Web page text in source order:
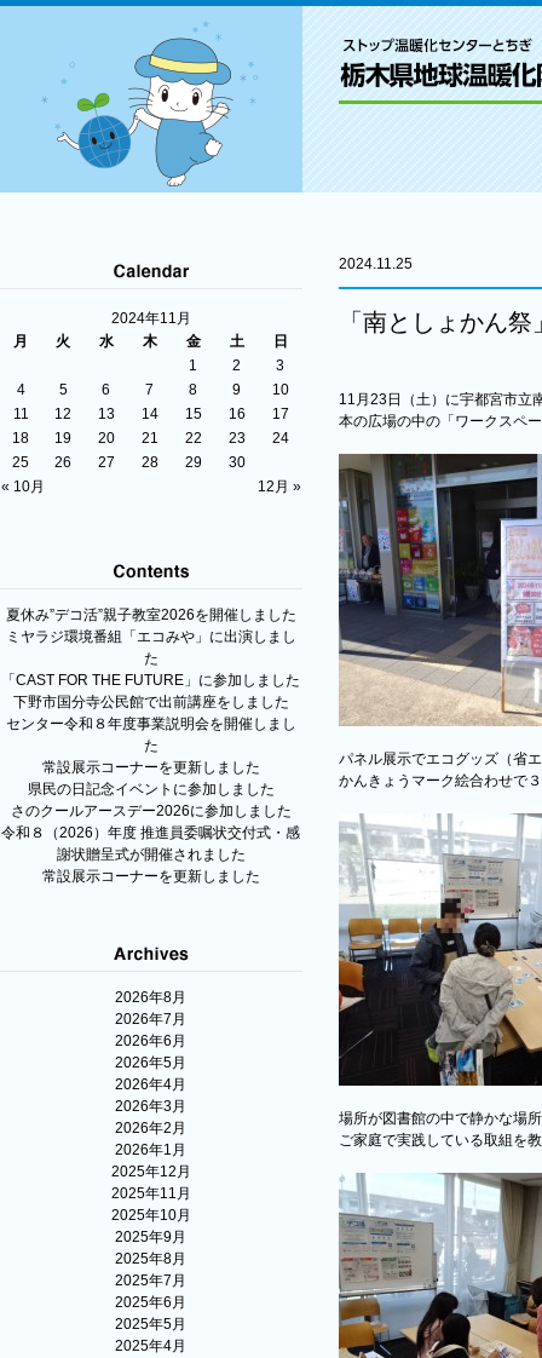
2024年11月
月
火 水 木 金 土 日
« 10月 12月 »
1 2
3
4
5 6 7 8 9
10
11
12 13 14 15 16
17
18
19 20 21 22 23
24
25
26 27 28 29 30
夏休み”デコ活”親子教室2026を開催しました
ミヤラジ環境番組「エコみや」に出演しまし
た
「CAST FOR THE FUTURE」に参加しました
下野市国分寺公民館で出前講座をしました
センター令和８年度事業説明会を開催しまし
た
常設展示コーナーを更新しました
県民の日記念イベントに参加しました
さのクールアースデー2026に参加しました
令和８（2026）年度 推進員委嘱状交付式・感
謝状贈呈式が開催されました
常設展示コーナーを更新しました
2026年8月
2026年7月
2026年6月
2026年5月
2026年4月
2026年3月
2026年2月
2026年1月
2025年12月
2025年11月
2025年10月
2025年9月
2025年8月
2025年7月
2025年6月
2025年5月
2025年4月
2024.11.25
「南としょかん
11月23日（土）に宇都宮市立
本の広場の中の「ワークスペ
パネル展示でエコグッズ（省
かんきょうマーク絵合わせで
場所が図書館の中で静かな場
ご家庭で実践している取組を